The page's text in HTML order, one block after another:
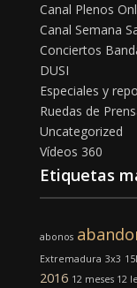
Canal Plenos
Canal Semana
Conciertos
DUSI
Especiales y
Ruedas de
Uncategorized
Vídeos 360
Etiquetas
abonos
Extremadura 3x3
2016 12 meses 12